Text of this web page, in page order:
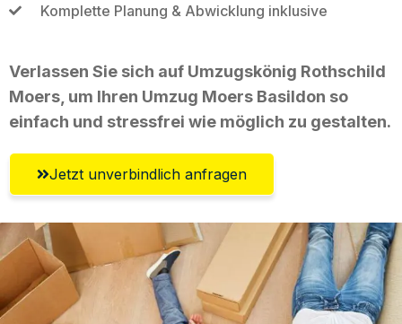
Komplette Planung & Abwicklung inklusive
Verlassen Sie sich auf Umzugskönig Rothschild
Moers, um Ihren Umzug Moers Basildon so
einfach und stressfrei wie möglich zu gestalten.
Jetzt unverbindlich anfragen